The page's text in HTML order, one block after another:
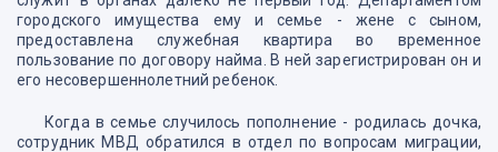
городского имущества ему и семье - жене с сыном,
предоставлена служебная квартира во временное
пользование по договору найма. В ней зарегистрирован он и
его несовершеннолетний ребенок.
Когда в семье случилось пополнение - родилась дочка,
сотрудник МВД обратился в отдел по вопросам миграции,